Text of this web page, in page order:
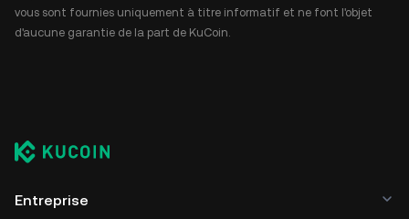
vous sont fournies uniquement à titre informatif et ne font l'objet
d'aucune garantie de la part de KuCoin.
Entreprise